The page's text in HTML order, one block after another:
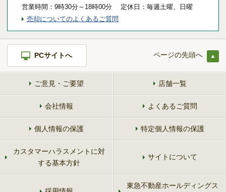
営業時間： 9時30分～18時00分 定休日： 毎週土曜、日曜
売却についてのよくあるご質問
PCサイトへ ページの先頭へ
ご意見・ご要望 店舗一覧
会社情報 よくあるご質問
個人情報の保護 特定個人情報の保護
カスタマーハラスメントに対
する基本方針
サイトについて
東急不動産ホールディングス